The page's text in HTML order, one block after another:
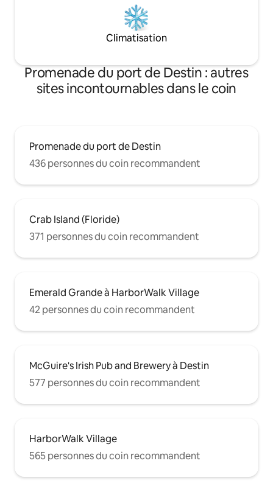
Climatisation
Promenade du port de Destin : autres
sites incontournables dans le coin
Promenade du port de Destin
436 personnes du coin recommandent
Crab Island (Floride)
371 personnes du coin recommandent
Emerald Grande à HarborWalk Village
42 personnes du coin recommandent
McGuire's Irish Pub and Brewery à Destin
577 personnes du coin recommandent
HarborWalk Village
565 personnes du coin recommandent